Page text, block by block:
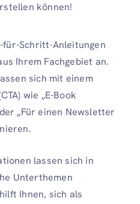
können!
Schritt-Anleitungen
Ihrem Fachgebiet an.
sich mit einem
wie „E-Book
„Für einen Newsletter
lassen sich in
Unterthemen
Ihnen, sich als